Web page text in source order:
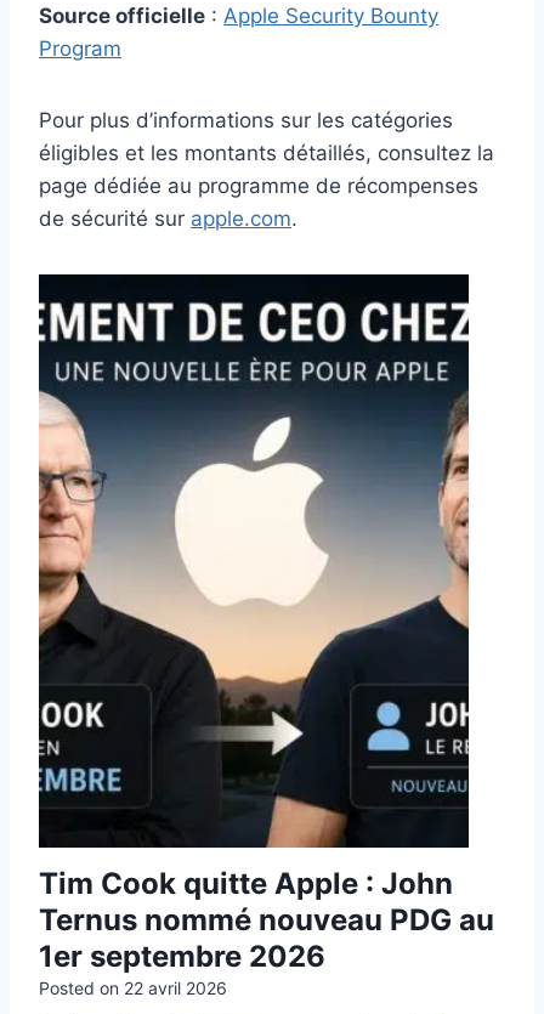
Source officielle : Apple Security Bounty
Program
Pour plus d’informations sur les catégories
éligibles et les montants détaillés, consultez la
page dédiée au programme de récompenses
de sécurité sur apple.com.​​​​​​​​​​​​​​​​
Tim Cook quitte Apple : John
Ternus nommé nouveau PDG au
1er septembre 2026
Posted on 22 avril 2026